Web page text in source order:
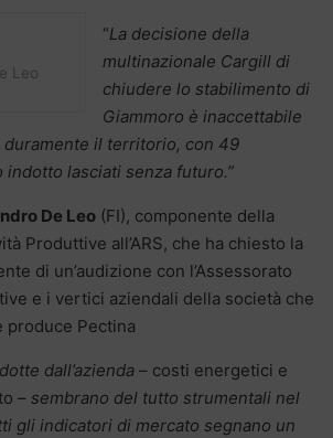
Leo
“La decisione della
multinazionale Cargill di
chiudere lo stabilimento di
Giammoro è inaccettabile
il territorio, con 49
indotto lasciati senza futuro.”
De Leo (FI), componente della
Produttive all’ARS, che ha chiesto la
di un’audizione con l’Assessorato
e i vertici aziendali della società che
produce Pectina
dall’azienda – costi energetici e
– sembrano del tutto strumentali nel
gli indicatori di mercato segnano un